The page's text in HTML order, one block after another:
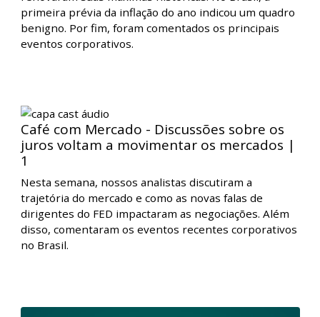
movimentação dos indicadores econômicos nos EUA,
que mostraram uma economia ainda forte, mas com
um processo de desinflação em andamento. Ao longo
benigno. Por fim, foram comentados os principais
eventos corporativos.
Café com Mercado - Discussões sobre os
juros voltam a movimentar os mercados |
1
dirigentes do FED impactaram as negociações. Além